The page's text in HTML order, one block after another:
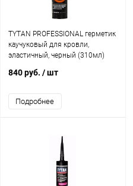
TYTAN PROFESSIONAL герметик
каучуковый для кровли,
эластичный, черный (310мл)
840 руб. / шт
Подробнее